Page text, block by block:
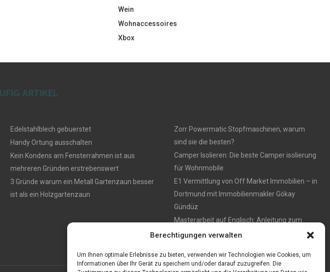
Berechtigungen verwalten
Um Ihnen optimale Erlebnisse zu bieten, verwenden wir Technologien wie Cookies, um
Informationen über Ihr Gerät zu speichern und/oder darauf zuzugreifen. Die
Wein
Wohnaccessoires
Xbox
ARTIKEL
Edelstahlblech gebuerstet
Handy Ortung ausschalten
Kein Kondens am Fensterrahmen ist aus
mehreren Gründen erstrebenswert
3 Gründe warum ein Metall Gartenzaun besser
ist als ein Holzgartenzaun
Zorr Powermatic Stopfmaschinen, warum
sind sie die besten?
Camper Isolieren: Die beste Camper isolierung
für Wohnmobile
E1 Vermittlung von Off Market Immobilien – in
Dortmund mit Immobilienmakler Gökay
Gündüz
Masterarbeit auf Englisch: Anleitung zum
Verfassen